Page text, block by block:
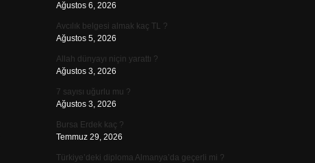
Ağustos 6, 2026
Avcılık belgesi almak kaç TL ?
Ağustos 5, 2026
Allah dünyayı niçin yarattı ?
Ağustos 3, 2026
7 sayısı uğurlu mu ?
Ağustos 3, 2026
Bursa Erdek kaç ?
Temmuz 29, 2026
Türkiye’deki diploma Almanya’da geçerli mi ?